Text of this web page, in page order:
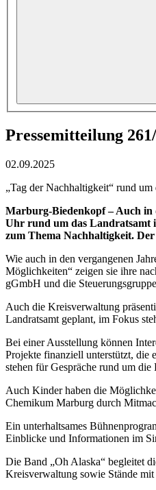
Pressemitteilung
02.09.2025
„Tag der Nachhaltigkeit“ rund
Marburg-Biedenkopf – Auch in
Uhr rund um das Landratsamt
zum Thema Nachhaltigkeit.
Wie auch in den vergangenen
Möglichkeiten“ zeigen sie ihre
gGmbH und die
Auch die Kreisverwaltung
Landratsamt geplant, im Fokus
Bei einer Ausstellung können
Projekte finanziell unterstützt, die
stehen für Gespräche rund um
Auch Kinder haben die
Chemikum Marburg durch
Ein unterhaltsames
Einblicke und Informationen im
Die Band „Oh Alaska“ begleitet
Kreisverwaltung sowie Stände